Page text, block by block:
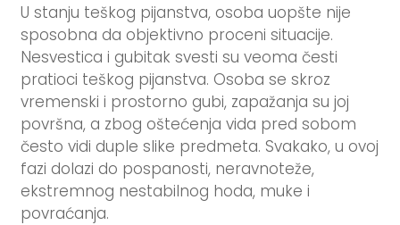
U stanju teškog pijanstva, osoba uopšte nije
sposobna da objektivno proceni situacije.
Nesvestica i gubitak svesti su veoma česti
pratioci teškog pijanstva. Osoba se skroz
vremenski i prostorno gubi, zapažanja su joj
površna, a zbog oštećenja vida pred sobom
često vidi duple slike predmeta. Svakako, u ovoj
fazi dolazi do pospanosti, neravnoteže,
ekstremnog nestabilnog hoda, muke i
povraćanja.